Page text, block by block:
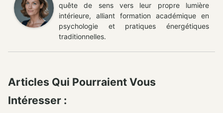
quête de sens vers leur propre lumière
intérieure, alliant formation académique en
psychologie et pratiques énergétiques
traditionnelles.
Articles Qui Pourraient Vous
Intéresser :